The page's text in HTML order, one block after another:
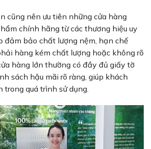
cũng nên ưu tiên những cửa hàng
chính hãng từ các thương hiệu uy
đảm bảo chất lượng nệm, hạn chế
hàng kém chất lượng hoặc không rõ
hàng lớn thường có đầy đủ giấy tờ
sách hậu mãi rõ ràng, giúp khách
trong quá trình sử dụng.